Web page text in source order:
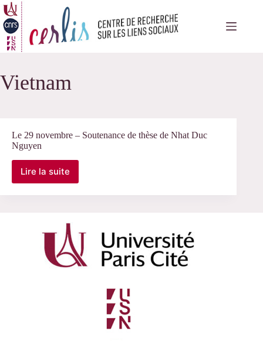
Passer
au
contenu
Vietnam
Le 29 novembre – Soutenance de thèse de Nhat Duc
Nguyen
Lire la suite
Le
Soutenance
de
thèse
de
Nhat